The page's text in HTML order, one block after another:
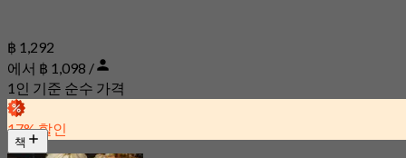
฿ 1,292
에서 ฿ 1,098 /
1인 기준 순수 가격
17% 할인
책